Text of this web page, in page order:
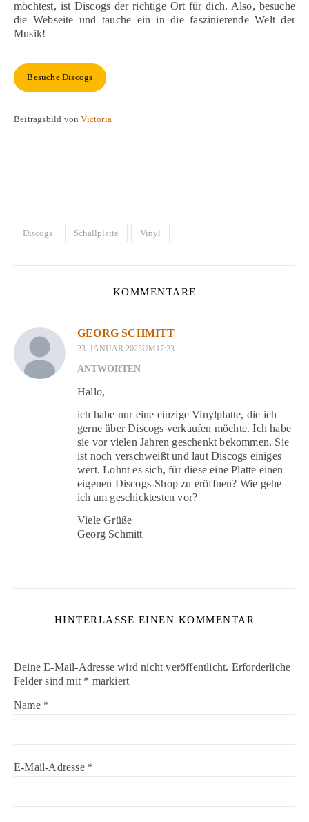
möchtest, ist Discogs der richtige Ort für dich. Also, besuche
die Webseite und tauche ein in die faszinierende Welt der
Musik!
Besuche Discogs
Beitragsbild vonVictoria
Discogs Schallplatte Vinyl
KOMMENTARE
GEORG SCHMITT
23. JANUAR 2025UM17:23
ANTWORTEN
Hallo,
ich habe nur eine einzige Vinylplatte, die ich
gerne über Discogs verkaufen möchte. Ich habe
sie vor vielen Jahren geschenkt bekommen. Sie
ist noch verschweißt und laut Discogs einiges
wert. Lohnt es sich, für diese eine Platte einen
eigenen Discogs-Shop zu eröffnen? Wie gehe
ich am geschicktesten vor?
Viele Grüße
Georg Schmitt
HINTERLASSE EINEN KOMMENTAR
Deine E-Mail-Adresse wird nicht veröffentlicht. Erforderliche
Felder sind mit * markiert
Name *
E-Mail-Adresse *